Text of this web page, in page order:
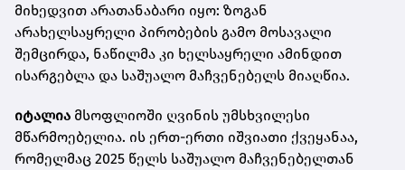
მიხედვით არათანაბარი იყო: ზოგან
არახელსაყრელი პირობების გამო მოსავალი
შემცირდა, ნაწილმა კი ხელსაყრელი ამინდით
ისარგებლა და საშუალო მაჩვენებელს მიაღწია.
იტალია მსოფლიოში ღვინის უმსხვილესი
მწარმოებელია. ის ერთ-ერთი იშვიათი ქვეყანაა,
რომელმაც 2025 წელს საშუალო მაჩვენებელთან